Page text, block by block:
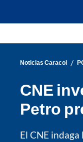
Noticias Caracol /
CNE
Petro
El CNE